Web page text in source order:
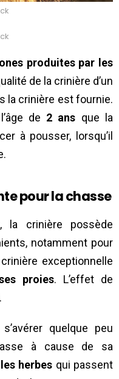
produites par les
de la crinière d’un
la crinière est fournie.
de 2 ans que la
à pousser, lorsqu’il
pour la chasse
la crinière possède
notamment pour
exceptionnelle
proies. L’effet de
quelque peu
à cause de sa
herbes qui passent